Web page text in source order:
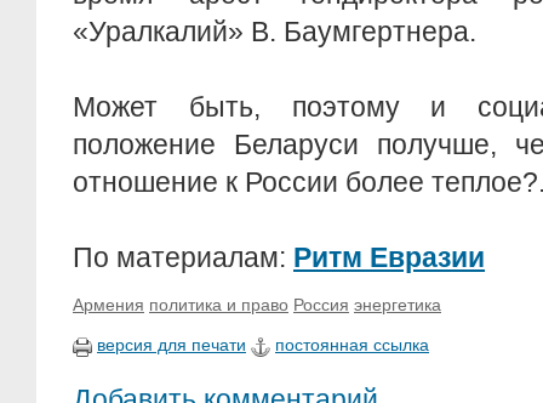
«Уралкалий» В. Баумгертнера.
Может быть, поэтому и
положение Беларуси получше,
отношение к России более
По материалам: Ритм Евразии
Армения политика и право Россия энергетика
версия для печати постоянная ссылка